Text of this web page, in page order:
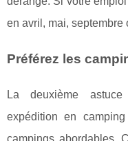
en avril, mai, septembre
Préférez les
La deuxième
expédition en
campings abordables.